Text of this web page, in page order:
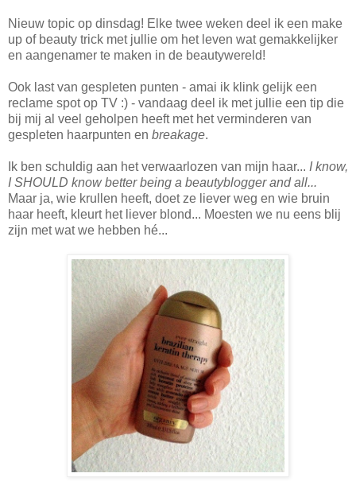
Nieuw topic op dinsdag! Elke twee weken deel ik een make
up of beauty trick met jullie om het leven wat gemakkelijker
en aangenamer te maken in de beautywereld!
Ook last van gespleten punten - amai ik klink gelijk een
reclame spot op TV :) - vandaag deel ik met jullie een tip die
bij mij al veel geholpen heeft met het verminderen van
gespleten haarpunten en breakage.
Ik ben schuldig aan het verwaarlozen van mijn haar... I know,
I SHOULD know better being a beautyblogger and all...
Maar ja, wie krullen heeft, doet ze liever weg en wie bruin
haar heeft, kleurt het liever blond... Moesten we nu eens blij
zijn met wat we hebben hé...